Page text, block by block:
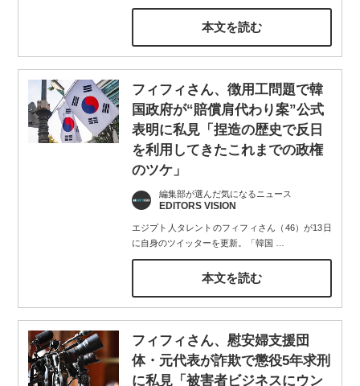
本文を読む
フィフィさん、徴用工問題で韓
国政府が“賠償肩代わり案”公式
表明に私見「捏造の歴史で反日
を利用してきたこれまでの政権
のツケ」
編集部が選んだ気になるニュース
EDITORS VISION
エジプト人タレントのフィフィさん（46）が13日
に自身のツイッターを更新。「韓国
本文を読む
フィフィさん、慰安婦支援団
体・元代表が詐欺で懲役5年求刑
に私見「被害者ビジネスにウン